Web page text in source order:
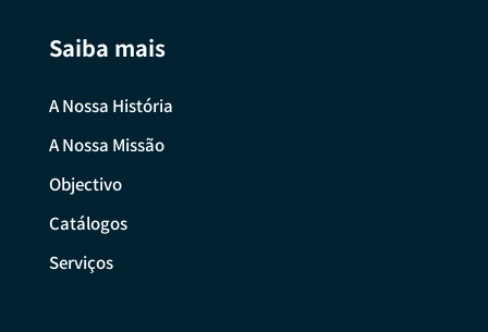
Saiba mais
A Nossa História
A Nossa Missão
Objectivo
Catálogos
Serviços